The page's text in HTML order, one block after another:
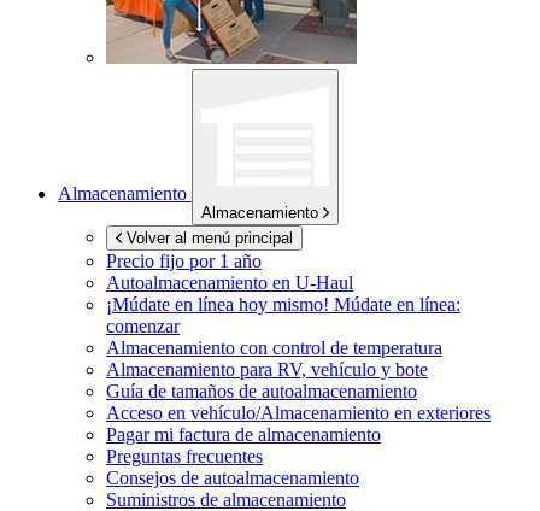
Almacenamiento
Almacenamiento
Volver al menú principal
Precio fijo por 1 año
Autoalmacenamiento en U-Haul
¡Múdate en línea hoy mismo! Múdate en línea:
comenzar
Almacenamiento con control de temperatura
Almacenamiento para RV, vehículo y bote
Guía de tamaños de autoalmacenamiento
Acceso en vehículo/Almacenamiento en exteriores
Pagar mi factura de almacenamiento
Preguntas frecuentes
Consejos de autoalmacenamiento
Suministros de almacenamiento